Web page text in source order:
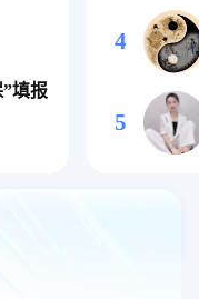
填报指南
4
5